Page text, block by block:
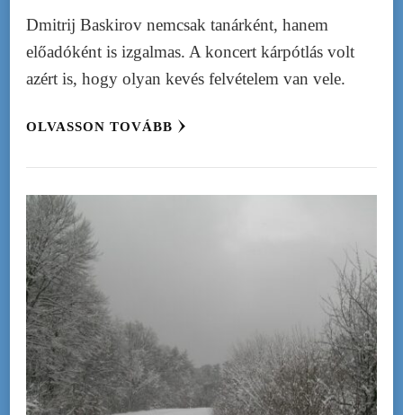
Dmitrij Baskirov nemcsak tanárként, hanem
előadóként is izgalmas. A koncert kárpótlás volt
azért is, hogy olyan kevés felvételem van vele.
OLVASSON TOVÁBB